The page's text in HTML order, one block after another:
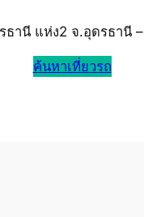
ธานี แห่ง2 จ.อุดรธานี –
ค้นหาเที่ยวรถ